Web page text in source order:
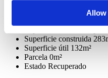
Allow
Municipio Cascais
Cascais e Estoril
Superficie construida
Superficie útil 132m²
Parcela 0m²
Estado Recuperado